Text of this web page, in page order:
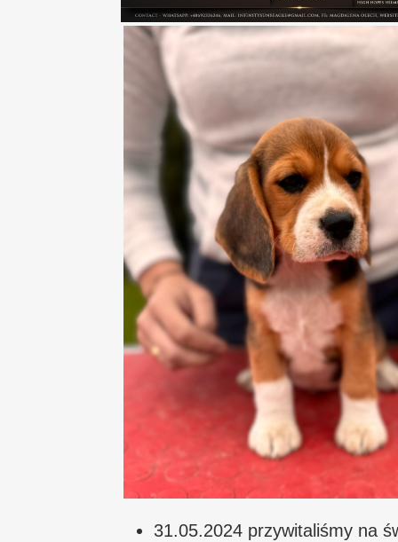
31.05.2024 przywitaliśmy na